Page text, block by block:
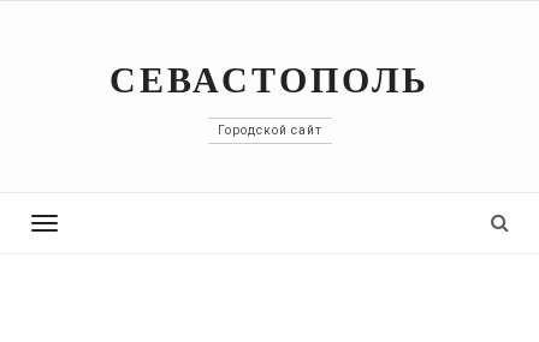
СЕВАСТОПОЛЬ
Городской сайт
Toggle